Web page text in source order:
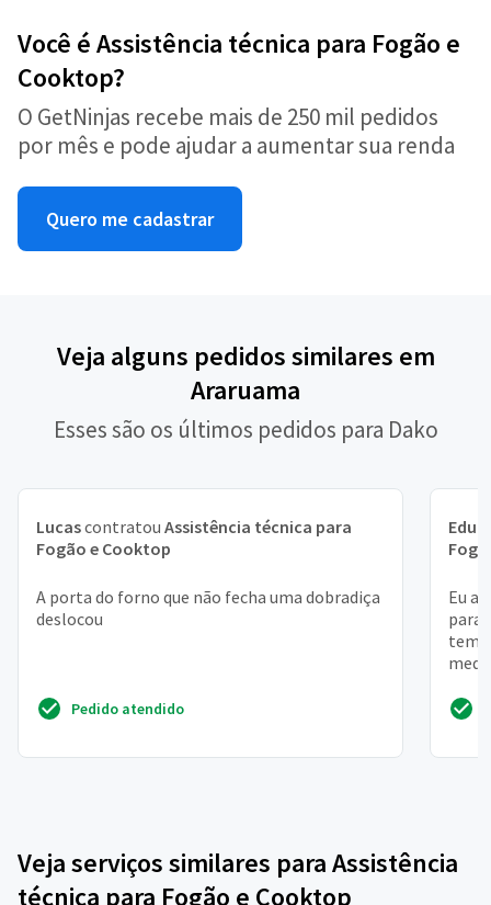
Você é Assistência técnica para Fogão e
Cooktop?
O GetNinjas recebe mais de 250 mil pedidos
por mês e pode ajudar a aumentar sua renda
Quero me cadastrar
Veja alguns pedidos similares em
Araruama
Esses são os últimos pedidos para Dako
Lucascontratou Assistência técnica para
Fogão e Cooktop
A porta do forno que não fecha uma dobradiça
deslocou
Pedido atendido
Eu
para
tem
Veja serviços similares para Assistência
técnica para Fogão e Cooktop